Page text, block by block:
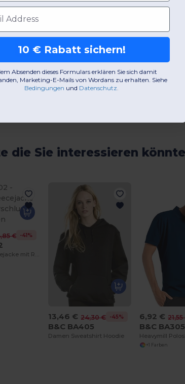
Kommentar hinzufügen
die Sie interessieren
€ -41%
13,46 € 24,30 € -45%
B&C BA405
Damen Sweatshirt Hoodie
6,92 €
B&C BA305
Heavymill
+1 Farben
10 € Rabatt sichern!
Absenden dieses Formulars erklären Sie sich damit
Marketing-E-Mails von Wordans zu erhalten. Siehe
Bedingungen und Datenschutz